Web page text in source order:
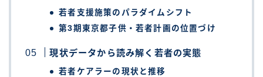
若者支援施策のパラダイムシフト
第3期東京都子供・若者計画の位置づけ
現状データから読み解く若者の実態
若者ケアラーの現状と推移